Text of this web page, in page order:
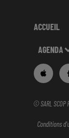
ACCUEIL
AGENDA
© SARL SCOP
Conditions